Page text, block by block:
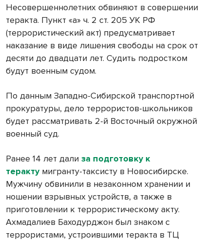
Несовершеннолетних обвиняют в совершении
теракта. Пункт «а» ч. 2 ст. 205 УК РФ
(террористический акт) предусматривает
наказание в виде лишения свободы на срок от
десяти до двадцати лет. Судить подростком
будут военным судом.
По данным Западно-Сибирской транспортной
прокуратуры, дело террористов-школьников
будет рассматривать 2-й Восточный окружной
военный суд.
Ранее 14 лет дали за подготовку к
терактумигранту-таксисту в Новосибирске.
Мужчину обвинили в незаконном хранении и
ношении взрывных устройств, а также в
приготовлении к террористическому акту.
Ахмадалиев Баходурджон был знаком с
террористами, устроившими теракта в ТЦ